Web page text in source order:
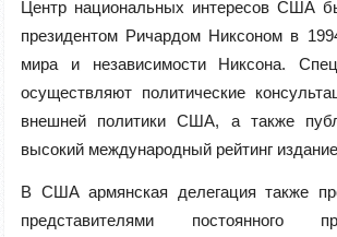
Центр национальных интересов США
президентом Ричардом Никсоном в
мира и независимости Никсона.
осуществляют политические
внешней политики США, а также
высокий международный рейтинг
В США армянская делегация также
представителями постоянного